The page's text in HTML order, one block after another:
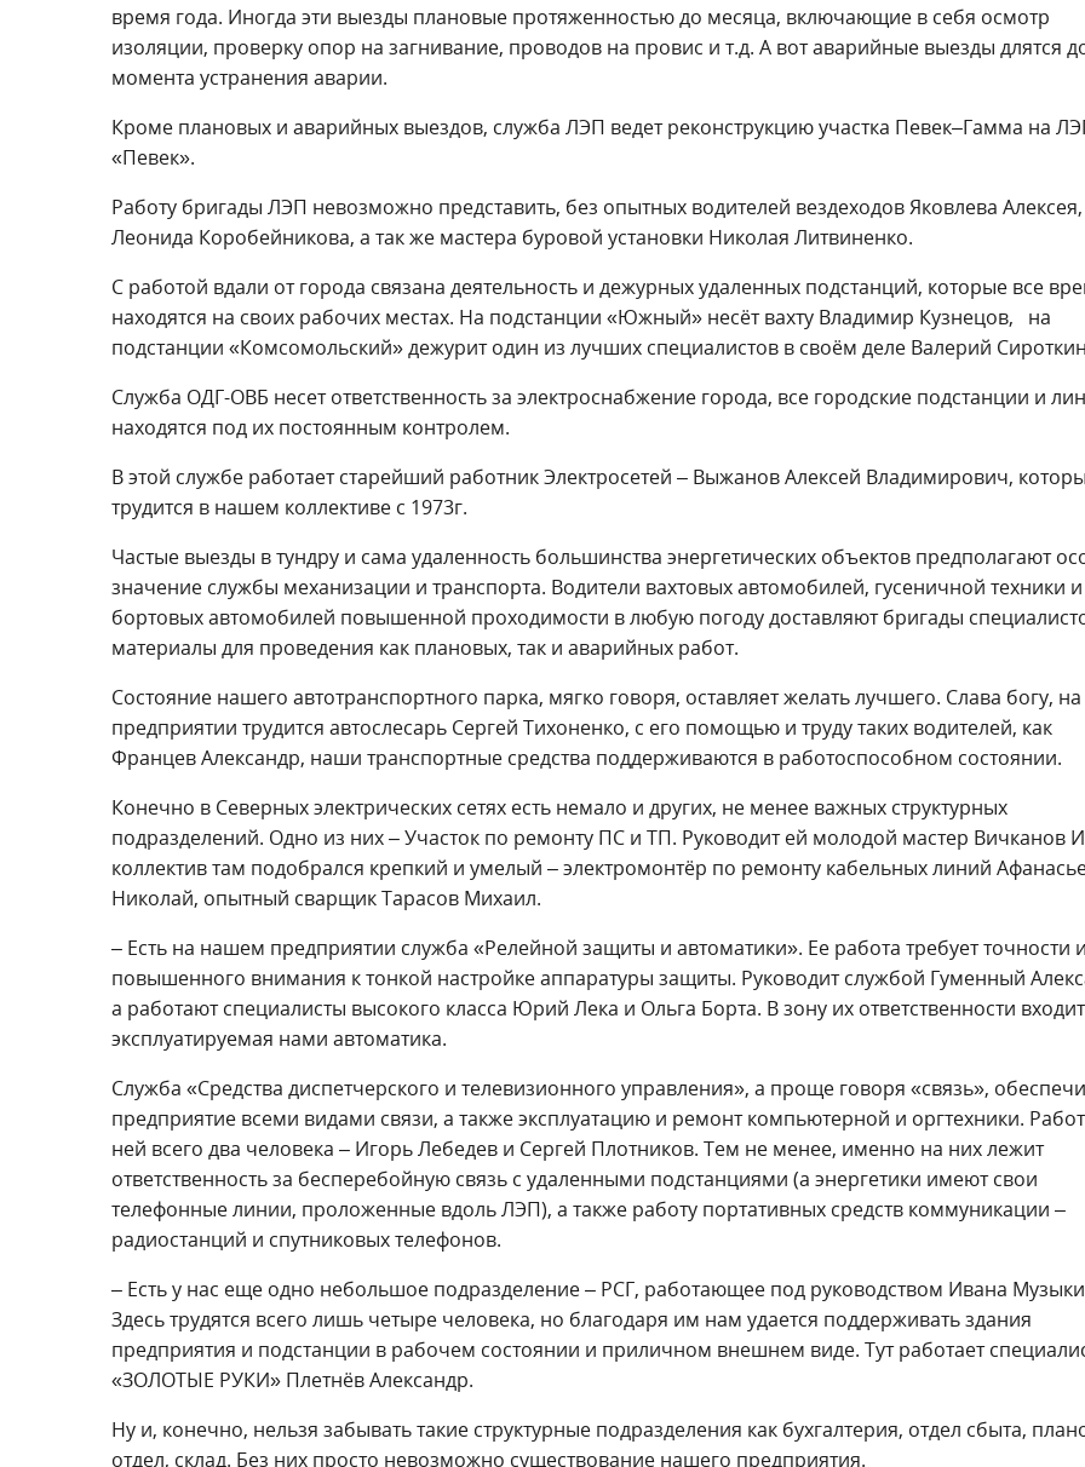
время года. Иногда эти выезды плановые протяженностью до месяца, включающие в себя осмотр
изоляции, проверку опор на загнивание, проводов на провис и т.д. А вот аварийные выезды длятся
момента устранения аварии.
Кроме плановых и аварийных выездов, служба ЛЭП ведет реконструкцию участка Певек–Гамма на
«Певек».
Работу бригады ЛЭП невозможно представить, без опытных водителей вездеходов Яковлева Алексея,
Леонида Коробейникова, а так же мастера буровой установки Николая Литвиненко.
С работой вдали от города связана деятельность и дежурных удаленных подстанций, которые все
находятся на своих рабочих местах. На подстанции «Южный» несёт вахту Владимир Кузнецов, на
подстанции «Комсомольский» дежурит один из лучших специалистов в своём деле Валерий
Служба ОДГ-ОВБ несет ответственность за электроснабжение города, все городские подстанции и
находятся под их постоянным контролем.
В этой службе работает старейший работник Электросетей – Выжанов Алексей Владимирович,
трудится в нашем коллективе с 1973г.
Частые выезды в тундру и сама удаленность большинства энергетических объектов предполагают
значение службы механизации и транспорта. Водители вахтовых автомобилей, гусеничной техники и
бортовых автомобилей повышенной проходимости в любую погоду доставляют бригады
материалы для проведения как плановых, так и аварийных работ.
Состояние нашего автотранспортного парка, мягко говоря, оставляет желать лучшего. Слава богу, на
предприятии трудится автослесарь Сергей Тихоненко, с его помощью и труду таких водителей, как
Францев Александр, наши транспортные средства поддерживаются в работоспособном состоянии.
Конечно в Северных электрических сетях есть немало и других, не менее важных структурных
подразделений. Одно из них – Участок по ремонту ПС и ТП. Руководит ей молодой мастер Вичканов
коллектив там подобрался крепкий и умелый – электромонтёр по ремонту кабельных линий
Николай, опытный сварщик Тарасов Михаил.
– Есть на нашем предприятии служба «Релейной защиты и автоматики». Ее работа требует точности и
повышенного внимания к тонкой настройке аппаратуры защиты. Руководит службой Гуменный
а работают специалисты высокого класса Юрий Лека и Ольга Борта. В зону их ответственности
эксплуатируемая нами автоматика.
Служба «Средства диспетчерского и телевизионного управления», а проще говоря «связь»,
предприятие всеми видами связи, а также эксплуатацию и ремонт компьютерной и оргтехники.
ней всего два человека – Игорь Лебедев и Сергей Плотников. Тем не менее, именно на них лежит
ответственность за бесперебойную связь с удаленными подстанциями (а энергетики имеют свои
телефонные линии, проложенные вдоль ЛЭП), а также работу портативных средств коммуникации –
радиостанций и спутниковых телефонов.
– Есть у нас еще одно небольшое подразделение – РСГ, работающее под руководством Ивана
Здесь трудятся всего лишь четыре человека, но благодаря им нам удается поддерживать здания
предприятия и подстанции в рабочем состоянии и приличном внешнем виде. Тут работает
«ЗОЛОТЫЕ РУКИ» Плетнёв Александр.
Ну и, конечно, нельзя забывать такие структурные подразделения как бухгалтерия, отдел сбыта,
отдел, склад. Без них просто невозможно существование нашего предприятия.